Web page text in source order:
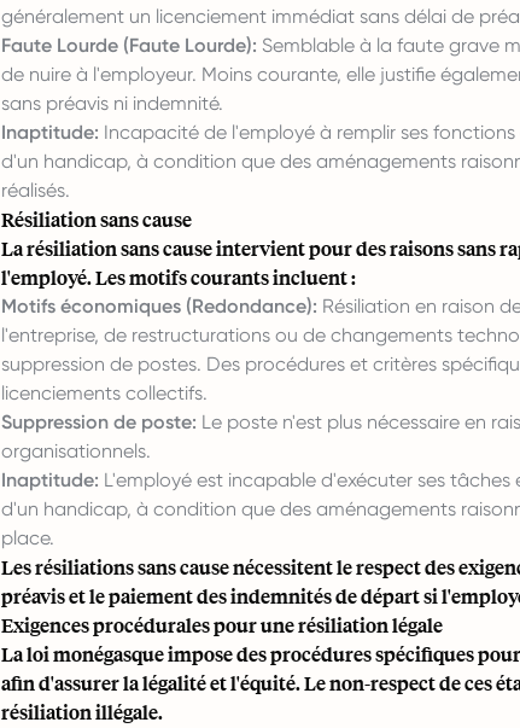
généralement un licenciement immédiat sans délai de
Faute Lourde (Faute Lourde): Semblable à la faute grave
de nuire à l'employeur. Moins courante, elle justifie
sans préavis ni indemnité.
Inaptitude: Incapacité de l'employé à remplir ses
d'un handicap, à condition que des aménagements
réalisés.
Résiliation sans cause
La résiliation sans cause intervient pour des raisons sans
l'employé. Les motifs courants incluent :
Motifs économiques (Redondance): Résiliation en raison
l'entreprise, de restructurations ou de changements
suppression de postes. Des procédures et critères
licenciements collectifs.
Suppression de poste: Le poste n'est plus nécessaire en
organisationnels.
Inaptitude: L'employé est incapable d'exécuter ses tâches
d'un handicap, à condition que des aménagements
place.
Les résiliations sans cause nécessitent le respect des
préavis et le paiement des indemnités de départ si
Exigences procédurales pour une résiliation légale
La loi monégasque impose des procédures spécifiques
afin d'assurer la légalité et l'équité. Le non-respect de ces
résiliation illégale.